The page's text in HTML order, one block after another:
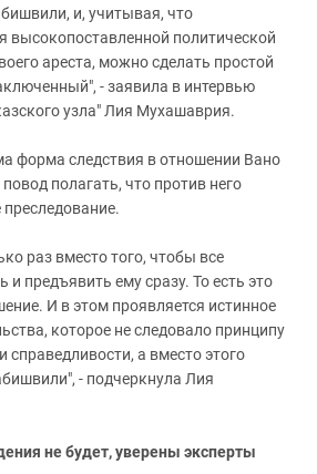
и, учитывая, что
высокопоставленной политической
ареста, можно сделать простой
- заявила в интервью
узла" Лия Мухашаврия.
форма следствия в отношении Вано
полагать, что против него
преследование.
раз вместо того, чтобы все
и предъявить ему сразу. То есть это
И в этом проявляется истинное
которое не следовало принципу
справедливости, а вместо этого
- подчеркнула Лия
не будет, уверены эксперты